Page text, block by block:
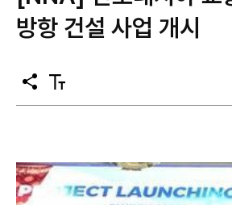
방항 건설 사업 개시
공
유
텍
스